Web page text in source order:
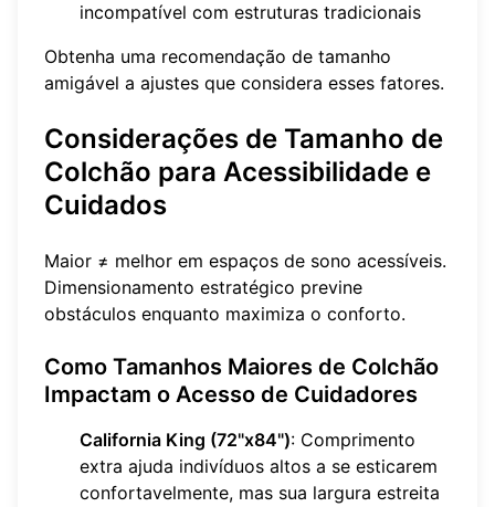
incompatível com estruturas tradicionais
Obtenha uma recomendação de tamanho
amigável a ajustes que considera esses fatores.
Considerações de Tamanho de
Colchão para Acessibilidade e
Cuidados
Maior ≠ melhor em espaços de sono acessíveis.
Dimensionamento estratégico previne
obstáculos enquanto maximiza o conforto.
Como Tamanhos Maiores de Colchão
Impactam o Acesso de Cuidadores
California King (72"x84"): Comprimento
extra ajuda indivíduos altos a se esticarem
confortavelmente, mas sua largura estreita